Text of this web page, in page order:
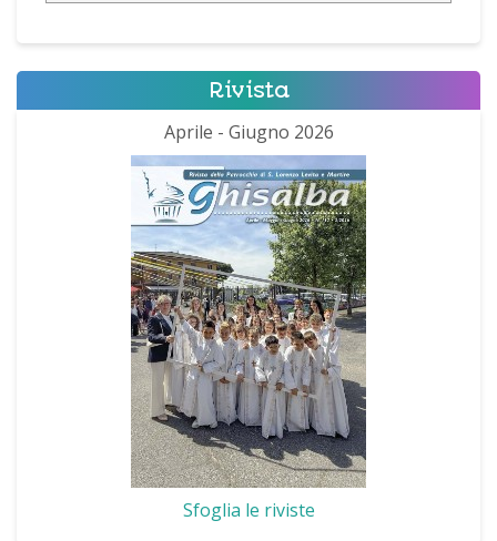
Rivista
Aprile - Giugno 2026
Sfoglia le riviste